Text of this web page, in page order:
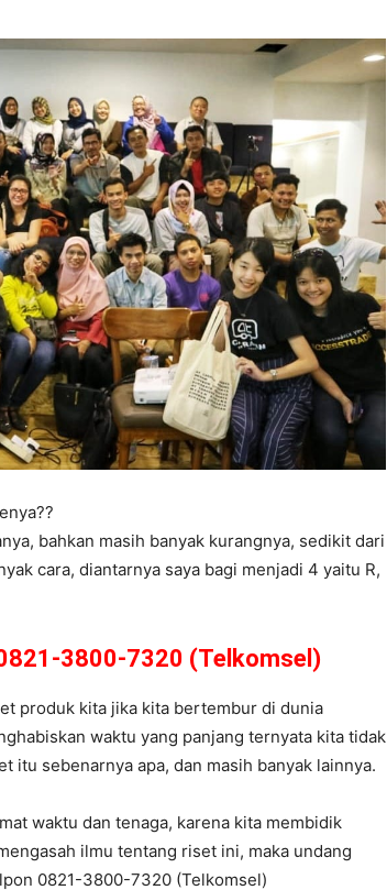
bahkan masih banyak kurangnya, sedikit dari
cara, diantarnya saya bagi menjadi 4 yaitu R,
3800-7320 (Telkomsel)
produk kita jika kita bertembur di dunia
waktu yang panjang ternyata kita tidak
itu sebenarnya apa, dan masih banyak lainnya.
waktu dan tenaga, karena kita membidik
ilmu tentang riset ini, maka undang
0821-3800-7320 (Telkomsel)